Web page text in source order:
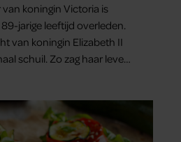
koningin Victoria is
jarige leeftijd overleden.
van koningin Elizabeth II
schuil. Zo zag haar leven